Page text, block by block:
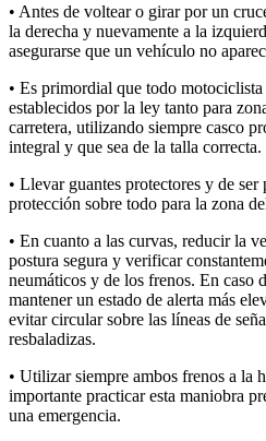
• Antes de voltear o girar por un
la derecha y nuevamente a la
asegurarse que un vehículo no
• Es primordial que todo
establecidos por la ley tanto para
carretera, utilizando siempre casco
integral y que sea de la talla correcta.
• Llevar guantes protectores y de
protección sobre todo para la zona
• En cuanto a las curvas, reducir la
postura segura y verificar
neumáticos y de los frenos. En caso
mantener un estado de alerta más
evitar circular sobre las líneas de
resbaladizas.
• Utilizar siempre ambos frenos a la
importante practicar esta maniobra
una emergencia.